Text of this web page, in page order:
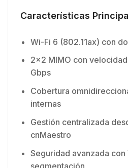
Características
Wi-Fi 6 (802.11ax) con
2×2 MIMO con
Gbps
Cobertura
internas
Gestión centralizada
cnMaestro
Seguridad avanzada con
segmentación